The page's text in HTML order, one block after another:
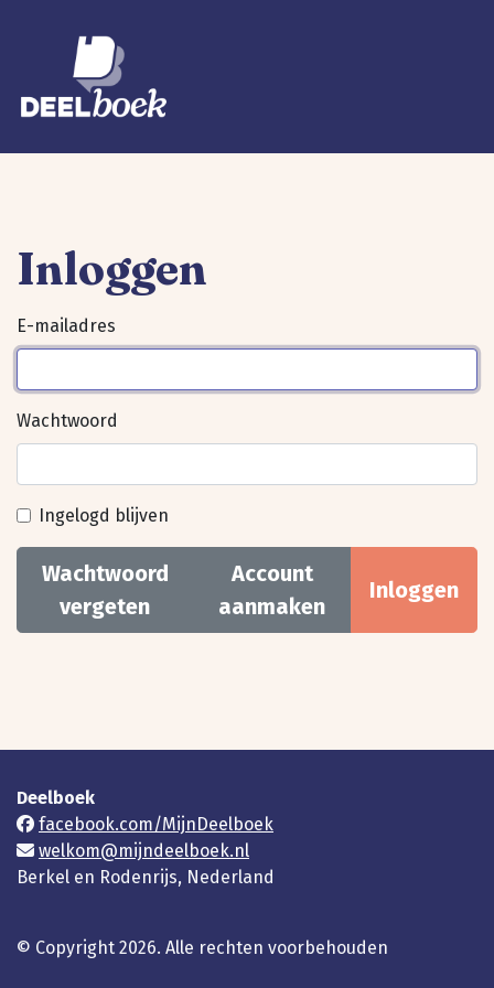
Inloggen
E-mailadres
Wachtwoord
Ingelogd blijven
Wachtwoord
vergeten
Account
aanmaken
Inloggen
Deelboek
facebook.com/MijnDeelboek
welkom@mijndeelboek.nl
Berkel en Rodenrijs, Nederland
© Copyright 2026. Alle rechten voorbehouden